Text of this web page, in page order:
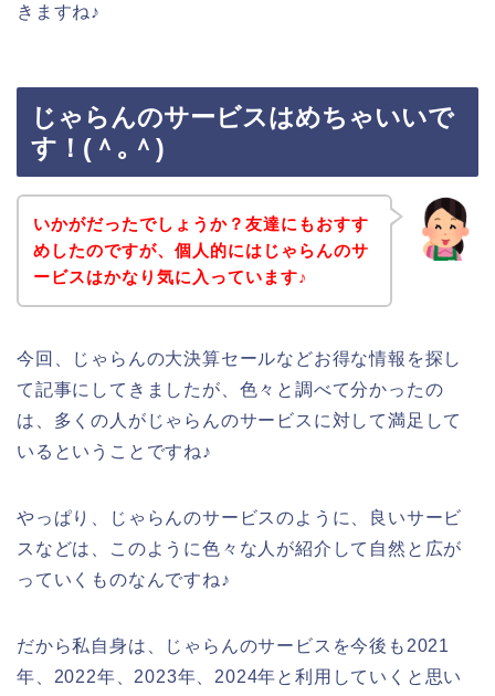
きますね♪
じゃらんのサービスはめちゃいいで
す！(＾｡＾)
いかがだったでしょうか？友達にもおすす
めしたのですが、個人的にはじゃらんのサ
ービスはかなり気に入っています♪
今回、じゃらんの大決算セールなどお得な情報を探し
て記事にしてきましたが、色々と調べて分かったの
は、多くの人がじゃらんのサービスに対して満足して
いるということですね♪
やっぱり、じゃらんのサービスのように、良いサービ
スなどは、このように色々な人が紹介して自然と広が
っていくものなんですね♪
だから私自身は、じゃらんのサービスを今後も2021
年、2022年、2023年、2024年と利用していくと思い